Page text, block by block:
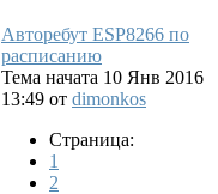
Авторебут ESP8266 по
расписанию
Тема начата 10 Янв 2016
13:49 от dimonkos
Страница:
1
2